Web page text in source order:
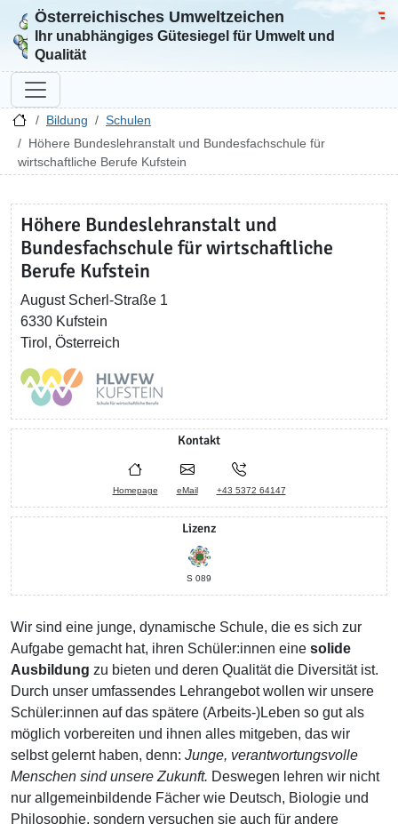
Zur Startseite
Österreichisches Umweltzeichen
Ihr unabhängiges Gütesiegel für Umwelt und
Qualität
Bildung
Schulen
Höhere Bundeslehranstalt und Bundesfachschule für
wirtschaftliche Berufe Kufstein
Höhere Bundeslehranstalt und
Bundesfachschule für wirtschaftliche
Berufe Kufstein
August Scherl-Straße 1
6330 Kufstein
Tirol, Österreich
Kontakt
Homepage eMail +43 5372 64147
Lizenz
S 089
Wir sind eine junge, dynamische Schule, die es sich zur
Aufgabe gemacht hat, ihren Schüler:innen eine solide
Ausbildung zu bieten und deren Qualität die Diversität ist.
Durch unser umfassendes Lehrangebot wollen wir unsere
Schüler:innen auf das spätere (Arbeits-)Leben so gut als
möglich vorbereiten und ihnen alles mitgeben, das wir
selbst gelernt haben, denn: Junge, verantwortungsvolle
Menschen sind unsere Zukunft. Deswegen lehren wir nicht
nur allgemeinbildende Fächer wie Deutsch, Biologie und
Philosophie, sondern versuchen sie auch für andere